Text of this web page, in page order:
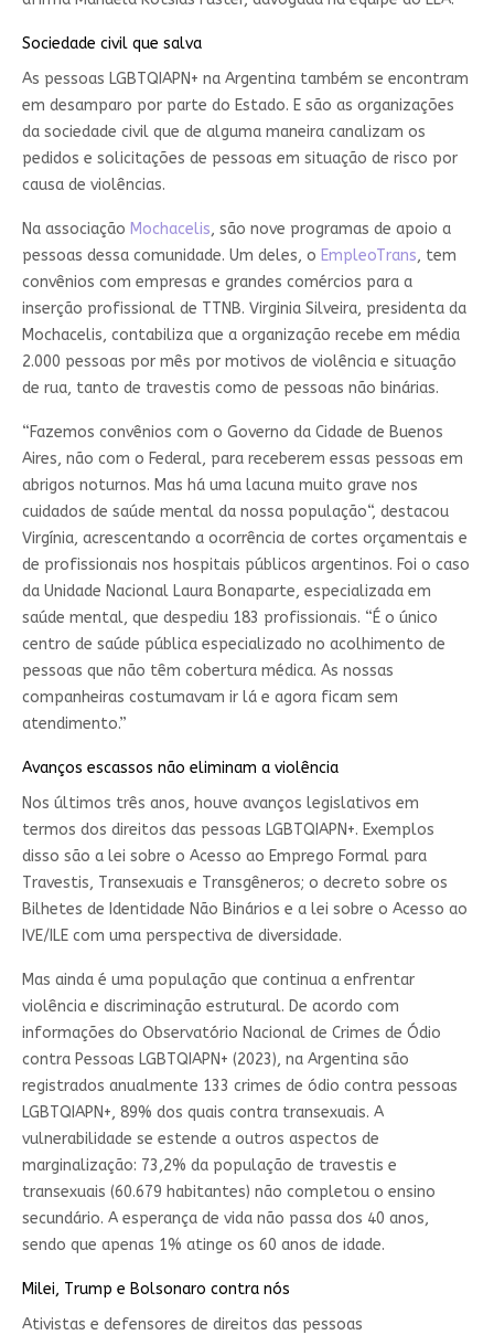
Sociedade civil que salva
As pessoas LGBTQIAPN+ na Argentina também se encontram
em desamparo por parte do Estado. E são as organizações
da sociedade civil que de alguma maneira canalizam os
pedidos e solicitações de pessoas em situação de risco por
causa de violências.
Na associação Mochacelis, são nove programas de apoio a
pessoas dessa comunidade. Um deles, o EmpleoTrans, tem
convênios com empresas e grandes comércios para a
inserção profissional de TTNB. Virginia Silveira, presidenta da
Mochacelis, contabiliza que a organização recebe em média
2.000 pessoas por mês por motivos de violência e situação
de rua, tanto de travestis como de pessoas não binárias.
“Fazemos convênios com o Governo da Cidade de Buenos
Aires, não com o Federal, para receberem essas pessoas em
abrigos noturnos. Mas há uma lacuna muito grave nos
cuidados de saúde mental da nossa população“, destacou
Virgínia, acrescentando a ocorrência de cortes orçamentais e
de profissionais nos hospitais públicos argentinos. Foi o caso
da Unidade Nacional Laura Bonaparte, especializada em
saúde mental, que despediu 183 profissionais. “É o único
centro de saúde pública especializado no acolhimento de
pessoas que não têm cobertura médica. As nossas
companheiras costumavam ir lá e agora ficam sem
atendimento.”
Avanços escassos não eliminam a violência
Nos últimos três anos, houve avanços legislativos em
termos dos direitos das pessoas LGBTQIAPN+. Exemplos
disso são a lei sobre o Acesso ao Emprego Formal para
Travestis, Transexuais e Transgêneros; o decreto sobre os
Bilhetes de Identidade Não Binários e a lei sobre o Acesso ao
IVE/ILE com uma perspectiva de diversidade.
Mas ainda é uma população que continua a enfrentar
violência e discriminação estrutural. De acordo com
informações do Observatório Nacional de Crimes de Ódio
contra Pessoas LGBTQIAPN+ (2023), na Argentina são
registrados anualmente 133 crimes de ódio contra pessoas
LGBTQIAPN+, 89% dos quais contra transexuais. A
vulnerabilidade se estende a outros aspectos de
marginalização: 73,2% da população de travestis e
transexuais (60.679 habitantes) não completou o ensino
secundário. A esperança de vida não passa dos 40 anos,
sendo que apenas 1% atinge os 60 anos de idade.
Milei, Trump e Bolsonaro contra nós
Ativistas e defensores de direitos das pessoas